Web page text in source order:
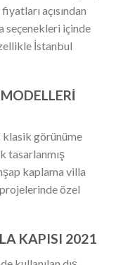
açısından
seçenekleri içinde
İstanbul
klasik görünüme
tasarlanmış
kaplama villa
özel
KAPISI 2021